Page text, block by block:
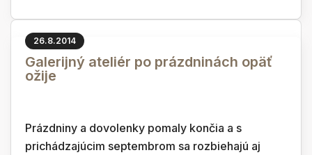
26.8.2014
Galerijný ateliér po prázdninách opäť
ožije
Prázdniny a dovolenky pomaly končia a s
prichádzajúcim septembrom sa rozbiehajú aj